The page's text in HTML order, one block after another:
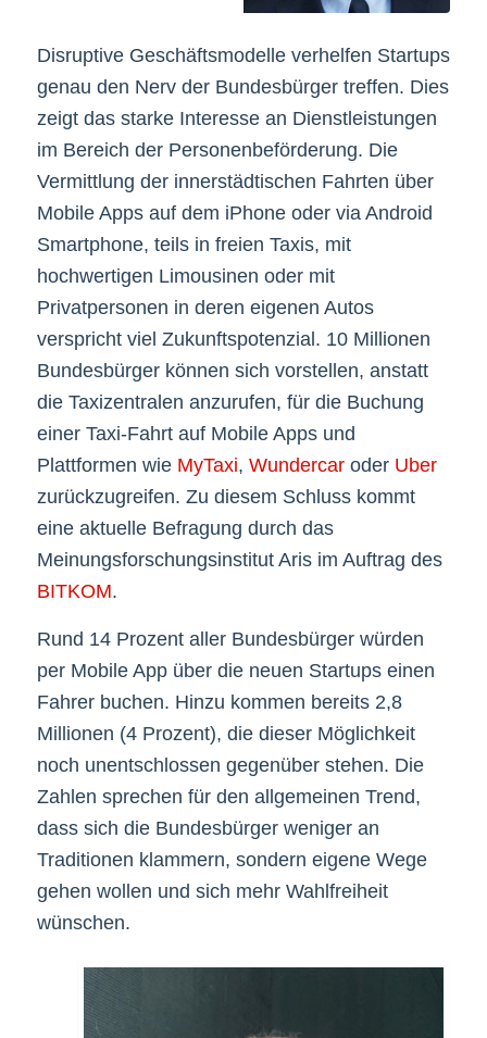
Disruptive Geschäftsmodelle verhelfen Startups
genau den Nerv der Bundesbürger treffen. Dies
zeigt das starke Interesse an Dienstleistungen
im Bereich der Personenbeförderung. Die
Vermittlung der innerstädtischen Fahrten über
Mobile Apps auf dem iPhone oder via Android
Smartphone, teils in freien Taxis, mit
hochwertigen Limousinen oder mit
Privatpersonen in deren eigenen Autos
verspricht viel Zukunftspotenzial. 10 Millionen
Bundesbürger können sich vorstellen, anstatt
die Taxizentralen anzurufen, für die Buchung
einer Taxi-Fahrt auf Mobile Apps und
Plattformen wie MyTaxi, Wundercaroder Uber
zurückzugreifen. Zu diesem Schluss kommt
eine aktuelle Befragung durch das
Meinungsforschungsinstitut Aris im Auftrag des
BITKOM.
Rund 14 Prozent aller Bundesbürger würden
per Mobile App über die neuen Startups einen
Fahrer buchen. Hinzu kommen bereits 2,8
Millionen (4 Prozent), die dieser Möglichkeit
noch unentschlossen gegenüber stehen. Die
Zahlen sprechen für den allgemeinen Trend,
dass sich die Bundesbürger weniger an
Traditionen klammern, sondern eigene Wege
gehen wollen und sich mehr Wahlfreiheit
wünschen.